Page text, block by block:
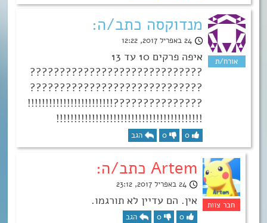
מנדוקסה כתב/ה:
24 באפריל 2017, 12:22
איפה פרקים 10 עד 13
?????????????????????????????
?????????????????????????????
???????????????!!!!!!!!!!!!!!!!!!!!!!!!
!!!!!!!!!!!!!!!!!!!!!!!!!!!!!!!!!!!!!!!!!
0
0 הגב
Artem כתב/ה:
24 באפריל 2017, 23:12
אין. הם עדיין לא תורגמו.
0
0 הגב